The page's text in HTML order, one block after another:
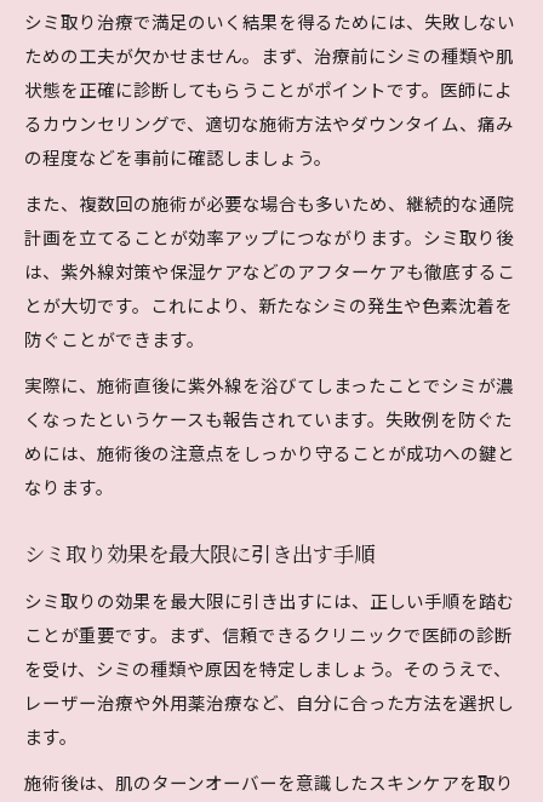
シミ取り治療で満足のいく結果を得るためには、失敗しない
ための工夫が欠かせません。まず、治療前にシミの種類や肌
状態を正確に診断してもらうことがポイントです。医師によ
るカウンセリングで、適切な施術方法やダウンタイム、痛み
の程度などを事前に確認しましょう。
また、複数回の施術が必要な場合も多いため、継続的な通院
計画を立てることが効率アップにつながります。シミ取り後
は、紫外線対策や保湿ケアなどのアフターケアも徹底するこ
とが大切です。これにより、新たなシミの発生や色素沈着を
防ぐことができます。
実際に、施術直後に紫外線を浴びてしまったことでシミが濃
くなったというケースも報告されています。失敗例を防ぐた
めには、施術後の注意点をしっかり守ることが成功への鍵と
なります。
シミ取り効果を最大限に引き出す手順
シミ取りの効果を最大限に引き出すには、正しい手順を踏む
ことが重要です。まず、信頼できるクリニックで医師の診断
を受け、シミの種類や原因を特定しましょう。そのうえで、
レーザー治療や外用薬治療など、自分に合った方法を選択し
ます。
施術後は、肌のターンオーバーを意識したスキンケアを取り